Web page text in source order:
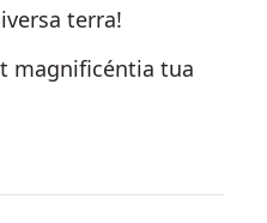
terra!
magnificéntia tua